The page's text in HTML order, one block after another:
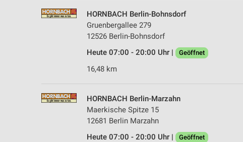
HORNBACH Berlin-Bohnsdorf
Gruenbergallee 279
12526 Berlin-Bohnsdorf
Heute 07:00 - 20:00 Uhr |
Geöffnet
16,48 km
HORNBACH Berlin-Marzahn
Maerkische Spitze 15
12681 Berlin Marzahn
Heute 07:00 - 20:00 Uhr |
Geöffnet